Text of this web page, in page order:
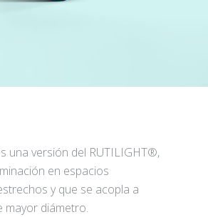
una versión del RUTILIGHT®,
en espacios
y que se acopla a
mayor diámetro.